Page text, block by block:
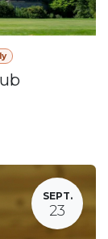
SEPT.
23